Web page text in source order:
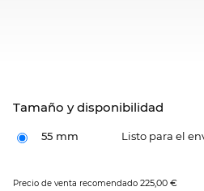
Tamaño y disponibilidad
55 mm Listo para el
Precio de venta recomendado 225,00 €